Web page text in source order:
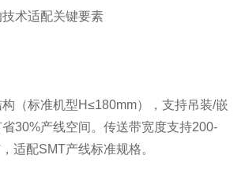
术适配关键要素
（标准机型H≤180mm），支持吊装/嵌
30%产线空间。传送带宽度支持200-
适配SMT产线标准规格。